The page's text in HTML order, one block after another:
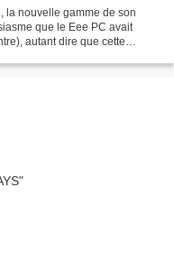
la nouvelle gamme de son
que le Eee PC avait
autant dire que cette